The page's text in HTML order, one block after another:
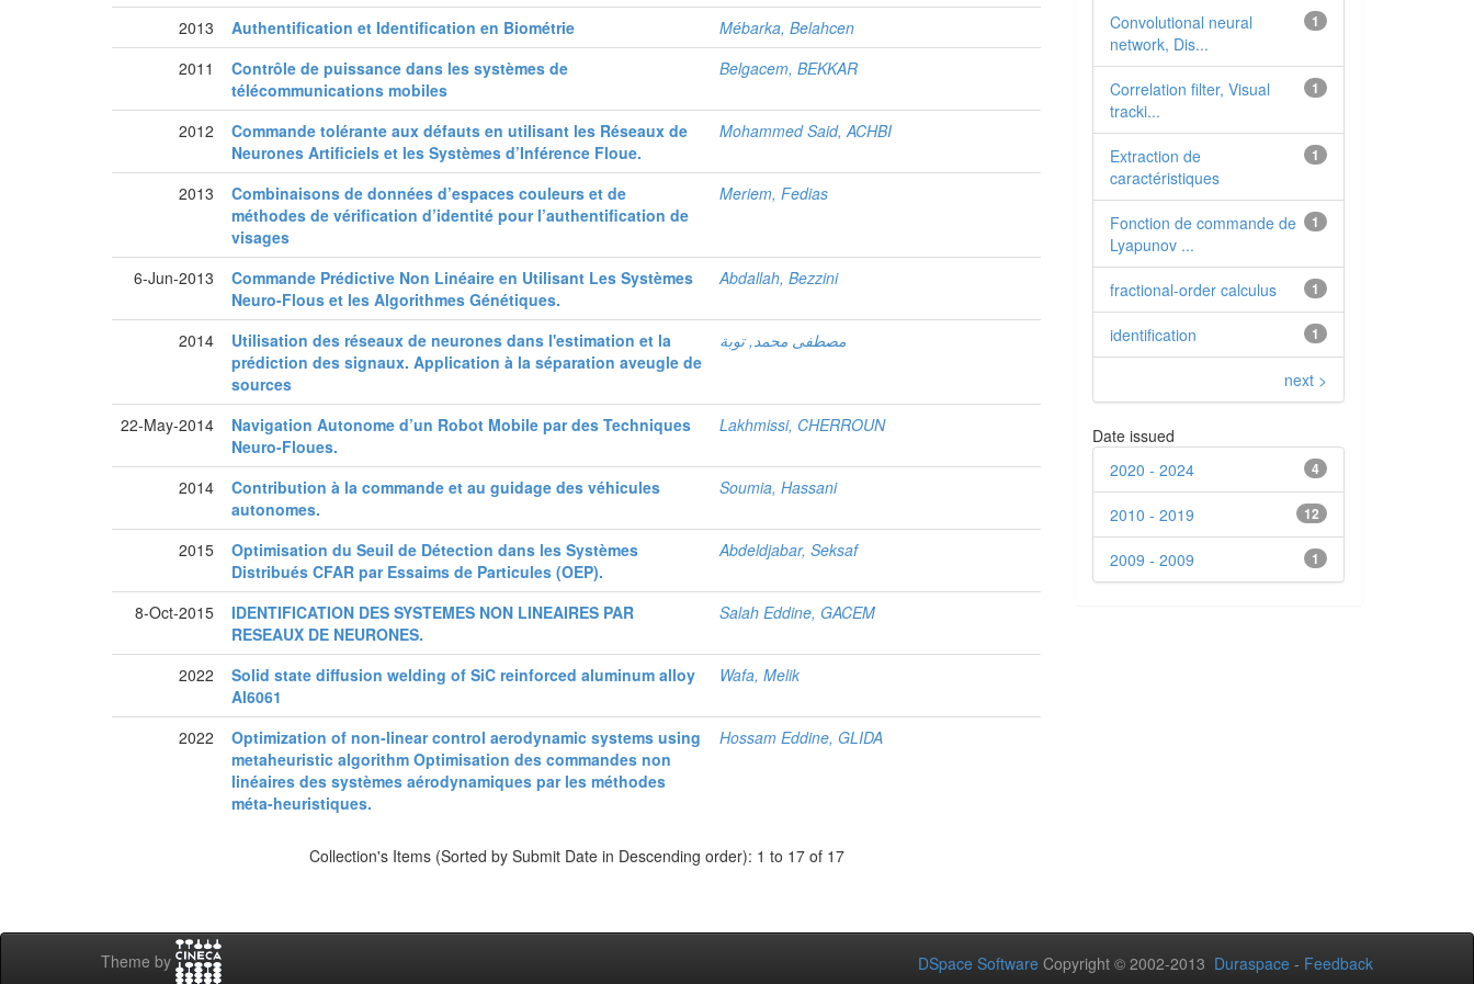
2013 Authentification et Identification en Biométrie
Mébarka, Belahcen
2011
Contrôle de puissance dans les systèmes de
télécommunications mobiles
Belgacem, BEKKAR
2012
Commande tolérante aux défauts en utilisant les Réseaux de
Neurones Artificiels et les Systèmes d’Inférence Floue.
Mohammed Said, ACHBI
2013
Combinaisons de données d’espaces couleurs et de
méthodes de vérification d’identité pour l’authentification de
visages
Meriem, Fedias
6-Jun-2013
Commande Prédictive Non Linéaire en Utilisant Les Systèmes
Neuro-Flous et les Algorithmes Génétiques.
Abdallah, Bezzini
2014
Utilisation des réseaux de neurones dans l'estimation et la
prédiction des signaux. Application à la séparation aveugle de
sources
مصطفى محمد, توبة
22-May-2014
Navigation Autonome d’un Robot Mobile par des Techniques
Neuro-Floues.
Lakhmissi, CHERROUN
2014
Contribution à la commande et au guidage des véhicules
autonomes.
Soumia, Hassani
2015
Optimisation du Seuil de Détection dans les Systèmes
Distribués CFAR par Essaims de Particules (OEP).
Abdeldjabar, Seksaf
8-Oct-2015
IDENTIFICATION DES SYSTEMES NON LINEAIRES PAR
RESEAUX DE NEURONES.
Salah Eddine, GACEM
2022
Solid state diffusion welding of SiC reinforced aluminum alloy
Al6061
Wafa, Melik
2022
Optimization of non-linear control aerodynamic systems using
metaheuristic algorithm Optimisation des commandes non
linéaires des systèmes aérodynamiques par les méthodes
méta-heuristiques.
Hossam Eddine, GLIDA
Collection's Items (Sorted by Submit Date in Descending order): 1 to 17 of 17
1
Convolutional neural
network, Dis...
1
Correlation filter, Visual
tracki...
1
Extraction de
caractéristiques
1
Fonction de commande de
Lyapunov ...
1
fractional-order calculus
1
identification
next >
Date issued
4
2020 - 2024
12
2010 - 2019
1
2009 - 2009
Theme by DSpace Software Copyright © 2002-2013 Duraspace - Feedback